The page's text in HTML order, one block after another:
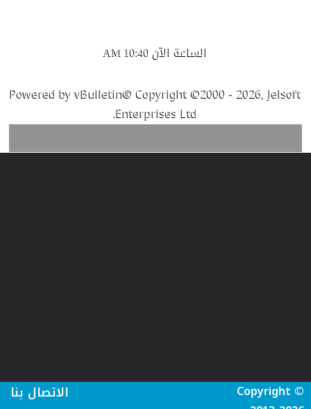
الساعة الآن 10:40 AM
Powered by vBulletin® Copyright ©2000 - 2026, Jelsoft
Enterprises Ltd.
الاتصال بنا
Copyright ©